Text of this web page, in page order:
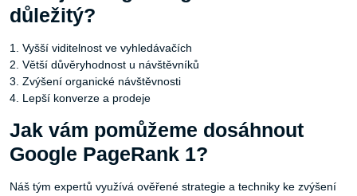
důležitý?
1. Vyšší viditelnost ve vyhledávačích
2. Větší důvěryhodnost u návštěvníků
3. Zvýšení organické návštěvnosti
4. Lepší konverze a prodeje
Jak vám pomůžeme dosáhnout
Google PageRank 1?
Náš tým expertů využívá ověřené strategie a techniky ke zvýšení